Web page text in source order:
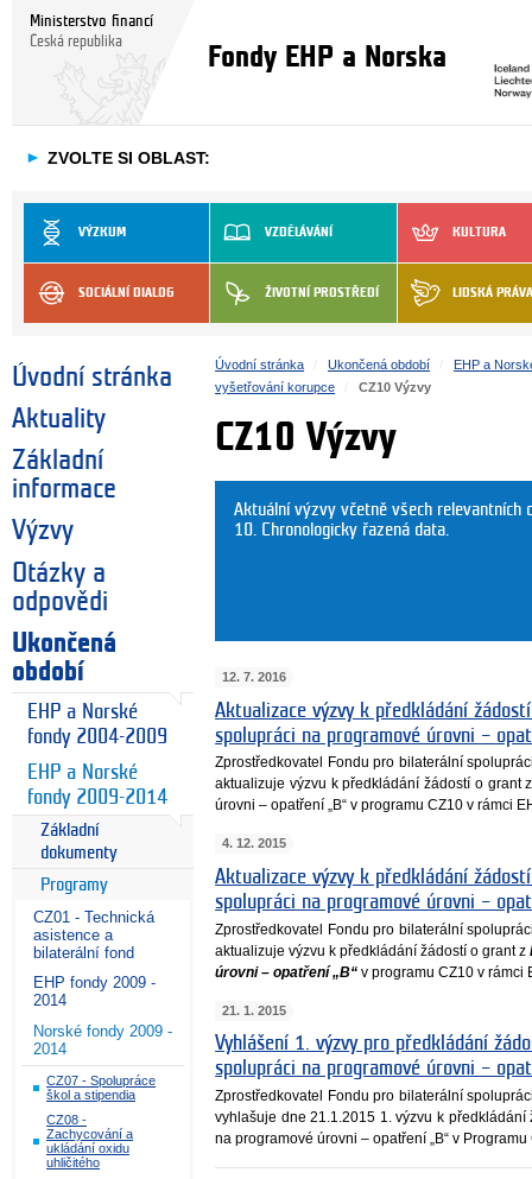
Ministerstvo financí
Česká republika
Fondy EHP a Norska
► ZVOLTE SI OBLAST:
VÝZKUM VZDĚLÁVÁNÍ KULTURA
SOCIÁLNÍ DIALOG ŽIVOTNÍ PROSTŘEDÍ LIDSKÁ PRÁVA
Úvodní stránka
Aktuality
Základní
informace
Výzvy
Otázky a
odpovědi
Ukončená
období
EHP a Norské
fondy 2004-2009
EHP a Norské
fondy 2009-2014
Základní
dokumenty
Programy
CZ01 - Technická
asistence a
bilaterální fond
EHP fondy 2009 -
2014
Norské fondy 2009 -
2014
CZ07 - Spolupráce
škol a stipendia
CZ08 -
Zachycování a
ukládání oxidu
uhličitého
Úvodní stránka Ukončená období
EHP a
vyšetřování korupce
CZ10 Výzvy
CZ10 Výzvy
Aktuální výzvy včetně všech relevantních
10. Chronologicky řazená data.
12. 7. 2016
Aktualizace výzvy k předkládání
spolupráci na programové úrovni –
Zprostředkovatel Fondu pro bilaterální
aktualizuje výzvu k předkládání žádostí o grant
úrovni – opatření „B“ v programu CZ10 v rámci
4. 12. 2015
Aktualizace výzvy k předkládání
spolupráci na programové úrovni –
Zprostředkovatel Fondu pro bilaterální
aktualizuje výzvu k předkládání žádostí o grant z
úrovni – opatření „B“ v programu CZ10 v rámci
21. 1. 2015
Vyhlášení 1. výzvy pro předkládání
spolupráci na programové úrovni –
Zprostředkovatel Fondu pro bilaterální
vyhlašuje dne 21.1.2015 1. výzvu k
na programové úrovni – opatření „B“ v